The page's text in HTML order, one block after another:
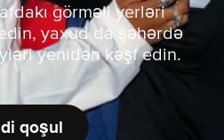
görməli yerləri
yaxud da şəhərdə
yenidən kəşf edin.
qoşul